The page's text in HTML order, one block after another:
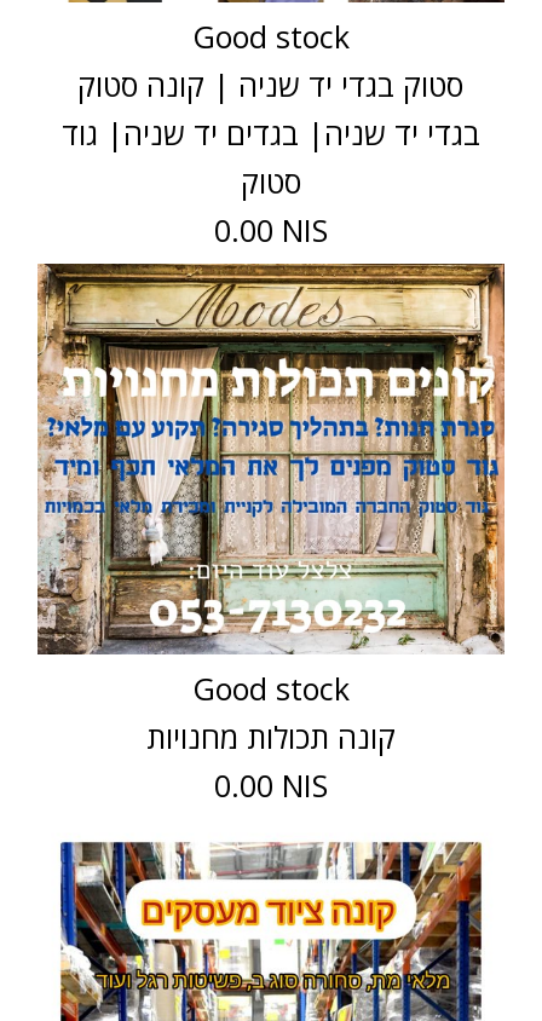
Good stock
סטוק בגדי יד שניה | קונה סטוק
בגדי יד שניה| בגדים יד שניה| גוד
סטוק
0.00 NIS
Good stock
קונה תכולות מחנויות
0.00 NIS